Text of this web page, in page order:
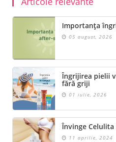
Importanța
05 august, 2026
Îngrijirea pielii
fără griji
01 iulie, 2026
Învinge
11 aprilie, 2024